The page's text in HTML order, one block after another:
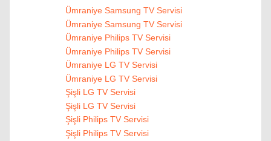
Ümraniye Samsung TV Servisi
Ümraniye Samsung TV Servisi
Ümraniye Philips TV Servisi
Ümraniye Philips TV Servisi
Ümraniye LG TV Servisi
Ümraniye LG TV Servisi
Şişli LG TV Servisi
Şişli LG TV Servisi
Şişli Philips TV Servisi
Şişli Philips TV Servisi